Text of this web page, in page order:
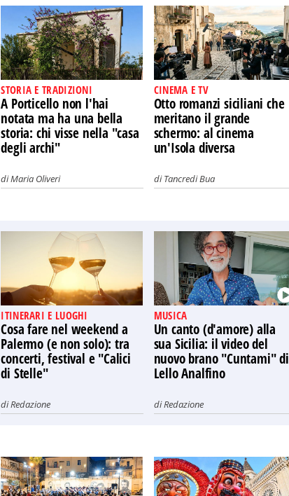
STORIA E TRADIZIONI
A Porticello non l'hai
notata ma ha una bella
storia: chi visse nella "casa
degli archi"
diMaria Oliveri
CINEMA E TV
Otto romanzi siciliani che
meritano il grande
schermo: al cinema
un'Isola diversa
diTancredi Bua
ITINERARI E LUOGHI
Cosa fare nel weekend a
Palermo (e non solo): tra
concerti, festival e "Calici
di Stelle"
diRedazione
MUSICA
Un canto (d'amore) alla
sua Sicilia: il video del
nuovo brano "Cuntami" di
Lello Analfino
diRedazione